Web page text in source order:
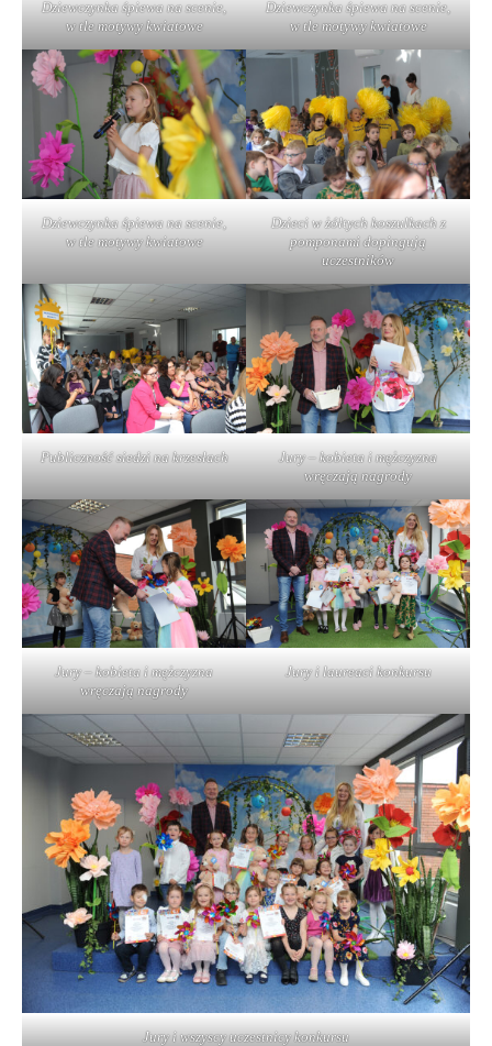
Dziewczynka śpiewa na scenie,
w tle motywy kwiatowe
Dziewczynka śpiewa na scenie,
w tle motywy kwiatowe
Dziewczynka śpiewa na scenie,
w tle motywy kwiatowe
Dzieci w żółtych koszulkach z
pomponami dopingują
uczestników
Publiczność siedzi na krzesłach
Jury – kobieta i mężczyzna
wręczają nagrody
Jury – kobieta i mężczyzna
wręczają nagrody
Jury i laureaci konkursu
Jury i wszyscy uczestnicy konkursu